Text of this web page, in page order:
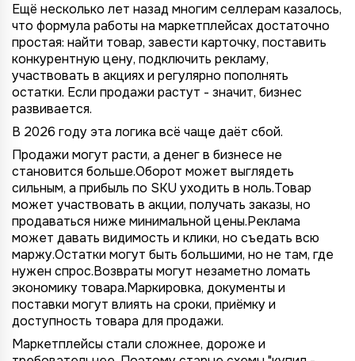
Ещё несколько лет назад многим селлерам казалось,
что формула работы на маркетплейсах достаточно
простая: найти товар, завести карточку, поставить
конкурентную цену, подключить рекламу,
участвовать в акциях и регулярно пополнять
остатки. Если продажи растут - значит, бизнес
развивается.
В 2026 году эта логика всё чаще даёт сбой.
Продажи могут расти, а денег в бизнесе не
становится больше.Оборот может выглядеть
сильным, а прибыль по SKU уходить в ноль.Товар
может участвовать в акции, получать заказы, но
продаваться ниже минимальной цены.Реклама
может давать видимость и клики, но съедать всю
маржу.Остатки могут быть большими, но не там, где
нужен спрос.Возвраты могут незаметно ломать
экономику товара.Маркировка, документы и
поставки могут влиять на сроки, приёмку и
доступность товара для продажи.
Маркетплейсы стали сложнее, дороже и